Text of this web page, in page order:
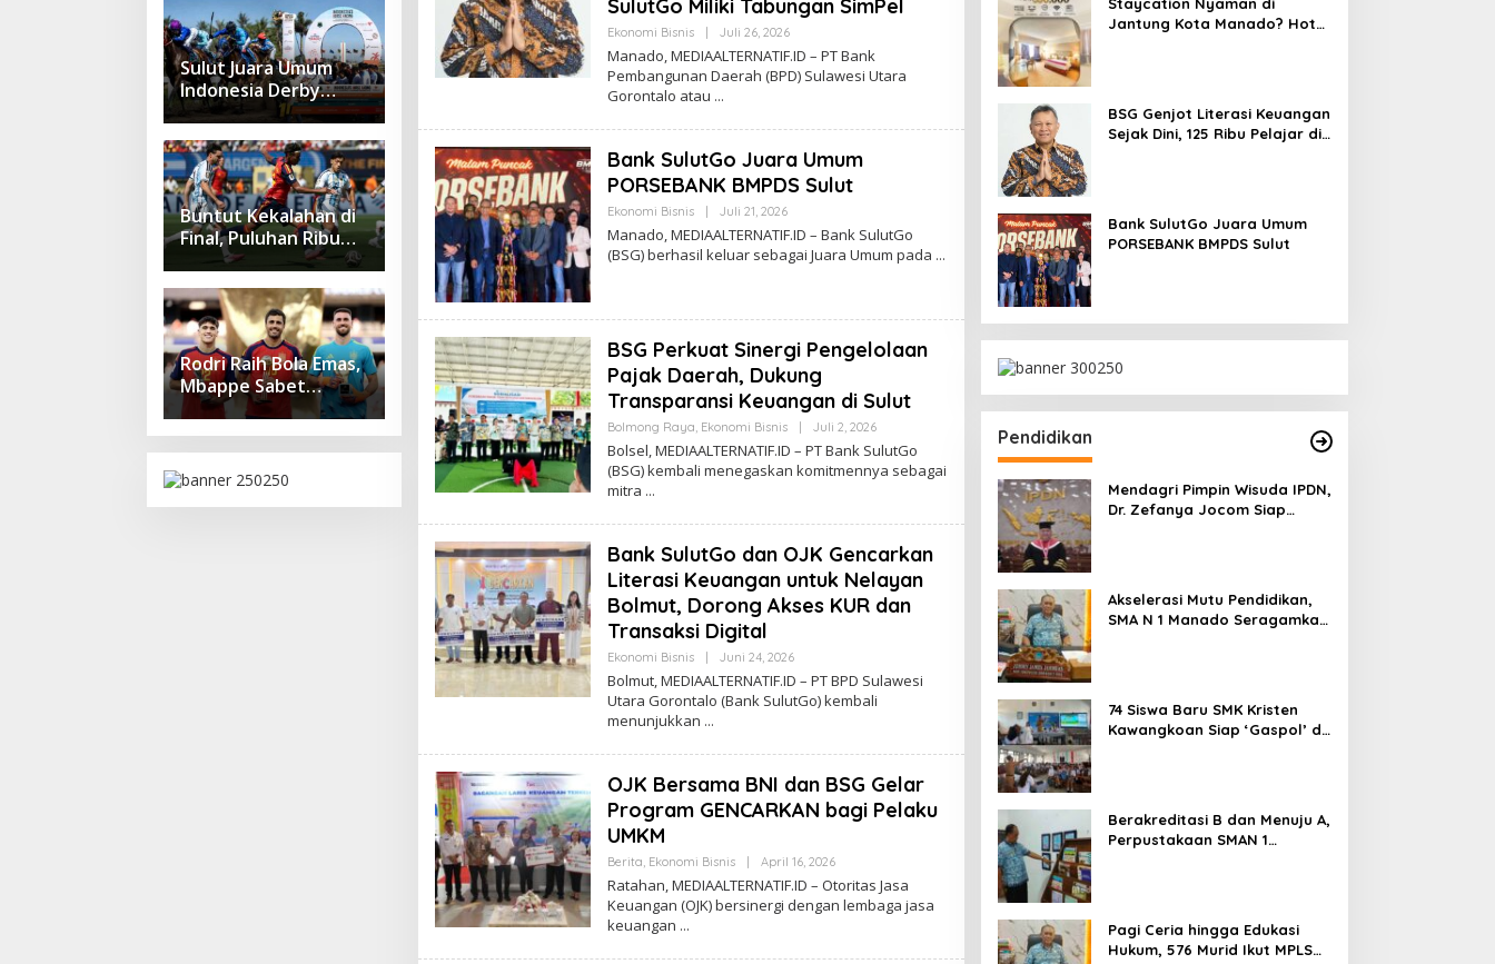
Tompaso
Sulut Juara Umum
Indonesia Derby
2026, Zilong Rimboka
Sabet Gelar Derby
Indonesia
Buntut Kekalahan di
Final, Puluhan Ribu
Suporter Argentina
Galang Petisi Tuntut
Laga Ulang Lawan
Spanyol
Rodri Raih Bola Emas,
Mbappe Sabet
Sepatu Emas, Spanyol
Dominasi
Penghargaan
Individu Piala Dunia
D
SulutGo Miliki Tabungan SimPel
Ekonomi Bisnis | Juli 26, 2026O
L
E
H
D
K
S
I
D
I
A
Manado, MEDIAALTERNATIF.ID – PT Bank
Pembangunan Daerah (BPD) Sulawesi Utara
Gorontalo atau
Bank SulutGo Juara Umum
PORSEBANK BMPDS Sulut
Ekonomi Bisnis | Juli 21, 2026O
L
E
H
A
S
I
M
E
D
I
A
Manado, MEDIAALTERNATIF.ID – Bank SulutGo
(BSG) berhasil keluar sebagai Juara Umum pada
BSG Perkuat Sinergi Pengelolaan
Pajak Daerah, Dukung
Transparansi Keuangan di Sulut
Bolmong Raya, Ekonomi Bisnis | Juli 2, 2026O
E
H
D
K
S
I
M
E
Bolsel, MEDIAALTERNATIF.ID – PT Bank SulutGo
(BSG) kembali menegaskan komitmennya sebagai
mitra
Bank SulutGo dan OJK Gencarkan
Literasi Keuangan untuk Nelayan
Bolmut, Dorong Akses KUR dan
Transaksi Digital
Ekonomi Bisnis | Juni 24, 2026O
L
E
H
D
K
S
I
D
A
Bolmut, MEDIAALTERNATIF.ID – PT BPD Sulawesi
Utara Gorontalo (Bank SulutGo) kembali
menunjukkan
‎OJK Bersama BNI dan BSG Gelar
Program GENCARKAN bagi Pelaku
UMKM
Berita, Ekonomi Bisnis | April 16, 2026O
L
E
H
D
Ratahan, MEDIAALTERNATIF.ID – Otoritas Jasa
Keuangan (OJK) bersinergi dengan lembaga jasa
keuangan
Jantung Kota Manado? Hotel
BSG Genjot Literasi Keuangan
Sejak Dini, 125 Ribu Pelajar di
Bank SulutGo Juara Umum
PORSEBANK BMPDS Sulut
Pendidikan
Mendagri Pimpin Wisuda IPDN,
Dr. Zefanya Jocom Siap
Akselerasi Mutu Pendidikan,
SMA N 1 Manado Seragamkan
74 Siswa Baru SMK Kristen
Kawangkoan Siap ‘Gaspol’ di
Berakreditasi B dan Menuju A,
Perpustakaan SMAN 1
Pagi Ceria hingga Edukasi
Hukum, 576 Murid Ikut MPLS